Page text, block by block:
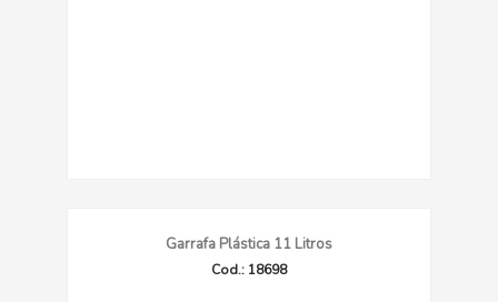
Garrafa Plástica 11 Litros
Cod.: 18698